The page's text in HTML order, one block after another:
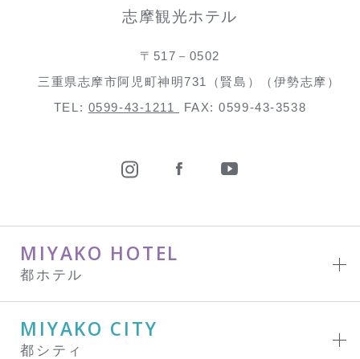
志摩観光ホテル
〒517－0502
三重県志摩市阿児町神明731（賢島）（伊勢志摩）
TEL: 0599-43-1211 FAX: 0599-43-3538
MIYAKO HOTEL
都ホテル
MIYAKO CITY
都シティ